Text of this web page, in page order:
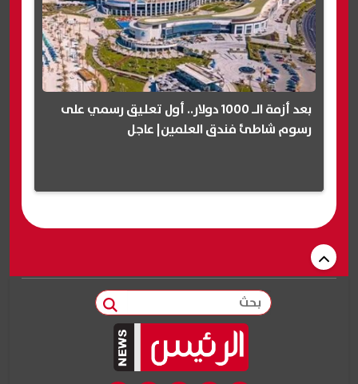
بعد أزمة الـ 1000 دولار.. أول تعليق رسمي على
رسوم شاطئ فندق العلمين| عاجل
بحث